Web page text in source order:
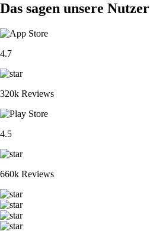
Das sagen unsere Nutzer
4.7
320k Reviews
4.5
660k Reviews